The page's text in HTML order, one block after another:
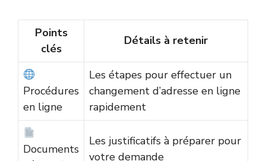
Points
clés
Détails à retenir
Procédures
en ligne
Les étapes pour effectuer un
changement d’adresse en ligne
rapidement
Documents
Les justificatifs à préparer pour
votre demande